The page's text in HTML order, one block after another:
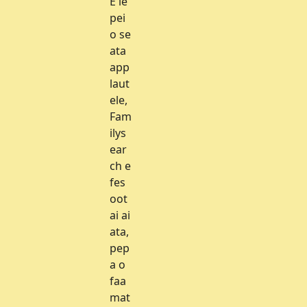
pei
o se
ata
app
laut
ele,
Fam
ilys
ear
ch e
fes
oot
ai ai
ata,
pep
a o
faa
mat